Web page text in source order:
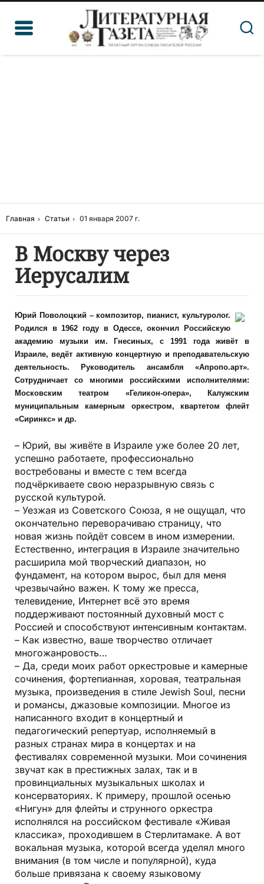
Главная Статьи 01 января 2007 г.
В Москву через
Иерусалим
Юрий Поволоцкий – композитор, пианист, культуролог.
Родился в 1962 году в Одессе, окончил Российскую
академию музыки им. Гнесиных, с 1991 года живёт в
Израиле, ведёт активную концертную и преподавательскую
деятельность. Руководитель ансамбля «Апропо.арт».
Сотрудничает со многими российскими исполнителями:
Московским театром «Геликон-опера», Калужским
муниципальным камерным оркестром, квартетом флейт
«Сиринкс» и др.
– Юрий, вы живёте в Израиле уже более 20 лет,
успешно работаете, профессионально
востребованы и вместе с тем всегда
подчёркиваете свою неразрывную связь с
русской культурой.
– Уезжая из Советского Союза, я не ощущал, что
окончательно переворачиваю страницу, что
новая жизнь пойдёт совсем в ином измерении.
Естественно, интеграция в Израиле значительно
расширила мой творческий диапазон, но
фундамент, на котором вырос, был для меня
чрезвычайно важен. К тому же пресса,
телевидение, Интернет всё это время
поддерживают постоянный духовный мост с
Россией и способствуют интенсивным контактам.
– Как известно, ваше творчество отличает
многожанровость…
– Да, среди моих работ оркестровые и камерные
сочинения, фортепианная, хоровая, театральная
музыка, произведения в стиле Jewish Soul, песни
и романсы, джазовые композиции. Многое из
написанного входит в концертный и
педагогический репертуар, исполняемый в
разных странах мира в концертах и на
фестивалях современной музыки. Мои сочинения
звучат как в престижных залах, так и в
провинциальных музыкальных школах и
консерваториях. К примеру, прошлой осенью
«Нигун» для флейты и струнного оркестра
исполнялся на российском фестивале «Живая
классика», проходившем в Стерлитамаке. А вот
вокальная музыка, которой всегда уделял много
внимания (в том числе и популярной), куда
больше привязана к своему языковому